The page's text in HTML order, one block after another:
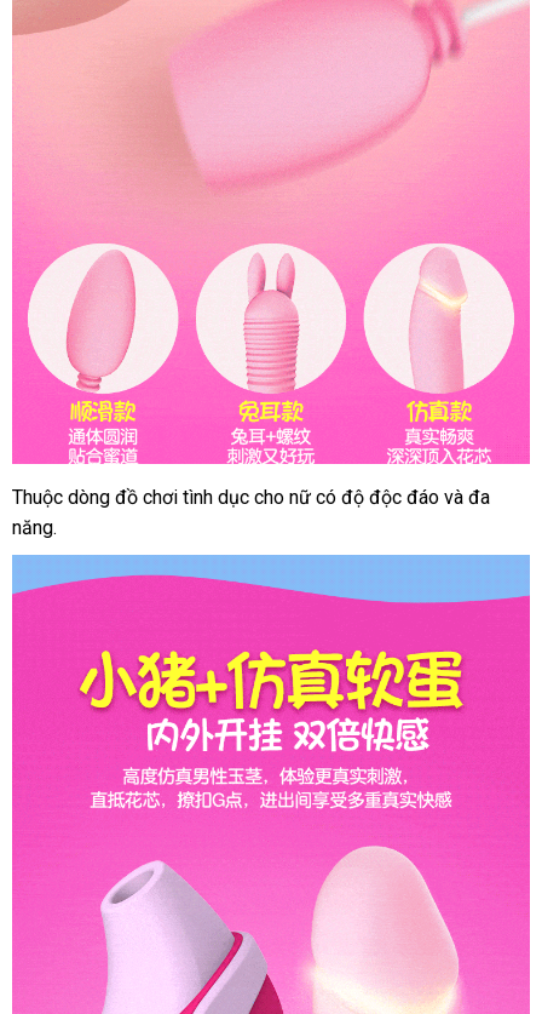
Thuộc dòng đồ chơi tình dục cho nữ có độ độc đáo bảng
và đa
năng.